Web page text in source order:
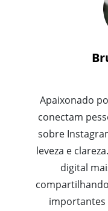
Apaixonado
conectam
sobre
leveza e
digital
importantes